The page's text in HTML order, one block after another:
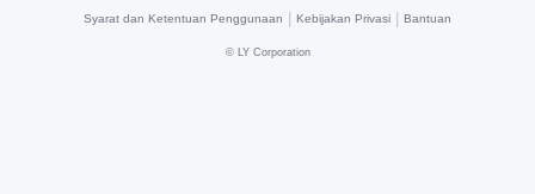
Syarat dan Ketentuan Penggunaan Kebijakan Privasi Bantuan
© LY Corporation